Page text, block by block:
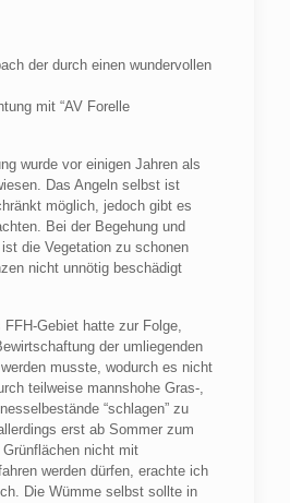
der durch einen wundervollen
mit “AV Forelle
wurde vor einigen Jahren als
Das Angeln selbst ist
möglich, jedoch gibt es
Bei der Begehung und
die Vegetation zu schonen
nicht unnötig beschädigt
FFH-Gebiet hatte zur Folge,
der umliegenden
musste, wodurch es nicht
teilweise mannshohe Gras-,
“schlagen” zu
erst ab Sommer zum
nicht mit
werden dürfen, erachte ich
Die Wümme selbst sollte in